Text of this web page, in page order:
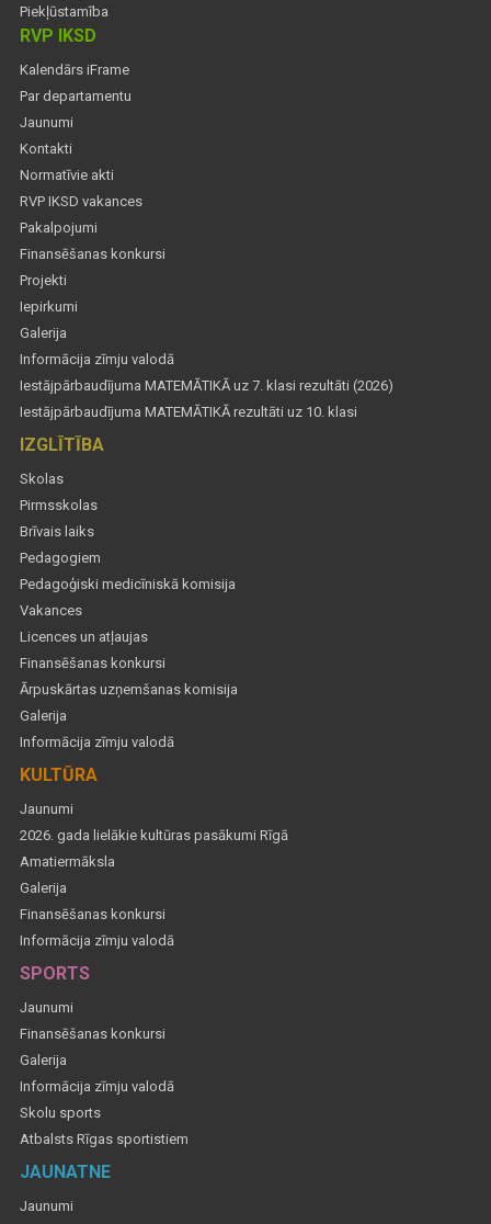
Piekļūstamība
RVP IKSD
Kalendārs iFrame
Par departamentu
Jaunumi
Kontakti
Normatīvie akti
RVP IKSD vakances
Pakalpojumi
Finansēšanas konkursi
Projekti
Iepirkumi
Galerija
Informācija zīmju valodā
Iestājpārbaudījuma MATEMĀTIKĀ uz 7. klasi rezultāti (2026)
Iestājpārbaudījuma MATEMĀTIKĀ rezultāti uz 10. klasi
IZGLĪTĪBA
Skolas
Pirmsskolas
Brīvais laiks
Pedagogiem
Pedagoģiski medicīniskā komisija
Vakances
Licences un atļaujas
Finansēšanas konkursi
Ārpuskārtas uzņemšanas komisija
Galerija
Informācija zīmju valodā
KULTŪRA
Jaunumi
2026. gada lielākie kultūras pasākumi Rīgā
Amatiermāksla
Galerija
Finansēšanas konkursi
Informācija zīmju valodā
SPORTS
Jaunumi
Finansēšanas konkursi
Galerija
Informācija zīmju valodā
Skolu sports
Atbalsts Rīgas sportistiem
JAUNATNE
Jaunumi